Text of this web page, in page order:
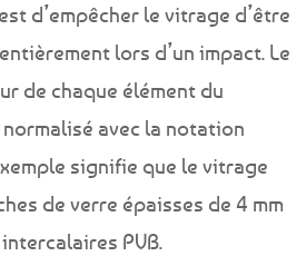
d’empêcher le vitrage d’être
lors d’un impact. Le
de chaque élément du
avec la notation
signifie que le vitrage
de verre épaisses de 4 mm
PVB.